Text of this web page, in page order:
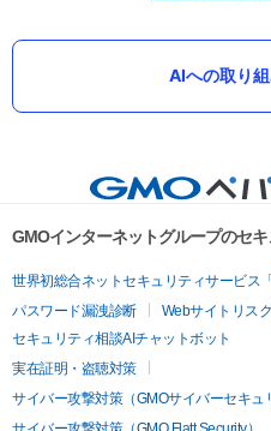
AIへの取り
GMOインターネットグループのセ
世界初総合ネットセキュリティサービス
パスワード漏洩診断
Webサイトリス
セキュリティ相談AIチャットボット
実在証明・盗聴対策
サイバー攻撃対策（GMOサイバーセキュ